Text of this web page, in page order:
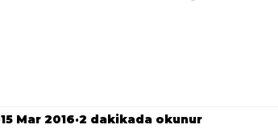
15 Mar 2016 2 dakikada okunur